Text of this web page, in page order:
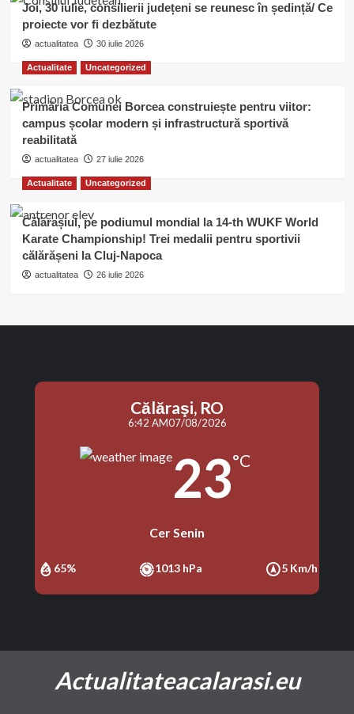
Joi, 30 iulie, consilierii județeni se reunesc în ședință/ Ce
proiecte vor fi dezbătute
actualitatea 30 iulie 2026
Actualitate Uncategorized
Primăria Comunei Borcea construiește pentru viitor:
campus școlar modern și infrastructură sportivă
reabilitată
actualitatea 27 iulie 2026
Actualitate Uncategorized
Călărașiul, pe podiumul mondial la 14-th WUKF World
Karate Championship! Trei medalii pentru sportivii
călărășeni la Cluj-Napoca
actualitatea 26 iulie 2026
Călăraşi, RO
6:42 AM07/08/2026
23°C
Cer Senin
65% 1013 hPa 5 Km/h
Actualitateacalarasi.eu